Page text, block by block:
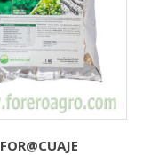
FOR@CUAJE